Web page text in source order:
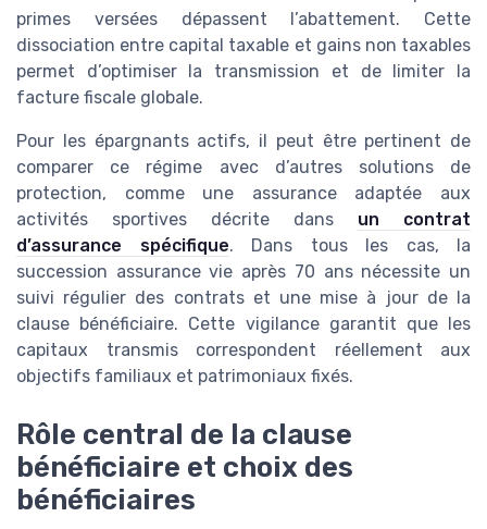
primes versées dépassent l’abattement. Cette
dissociation entre capital taxable et gains non taxables
permet d’optimiser la transmission et de limiter la
facture fiscale globale.
Pour les épargnants actifs, il peut être pertinent de
comparer ce régime avec d’autres solutions de
protection, comme une assurance adaptée aux
activités sportives décrite dans un contrat
d’assurance spécifique. Dans tous les cas, la
succession assurance vie après 70 ans nécessite un
suivi régulier des contrats et une mise à jour de la
clause bénéficiaire. Cette vigilance garantit que les
capitaux transmis correspondent réellement aux
objectifs familiaux et patrimoniaux fixés.
Rôle central de la clause
bénéficiaire et choix des
bénéficiaires